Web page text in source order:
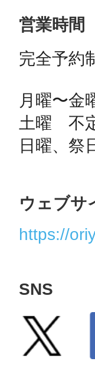
営業時間
完全予約
月曜〜金
土曜　不
ウェブサ
https://
SNS